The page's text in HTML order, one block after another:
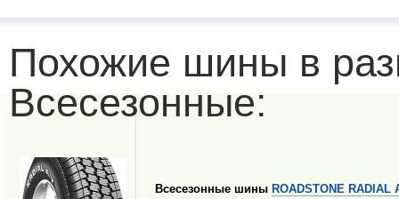
Похожие шины в
Всесезонные:
Всесезонные шины ROADSTONE RADIAL